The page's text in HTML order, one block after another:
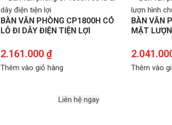
BÀN VĂN PHÒNG CP1800H CÓ
LỖ ĐI DÂY ĐIỆN TIỆN LỢI
2.161.000 ₫
Thêm vào giỏ hàng
BÀN VĂN
MẶT
Thêm vào
Liên hệ ngay